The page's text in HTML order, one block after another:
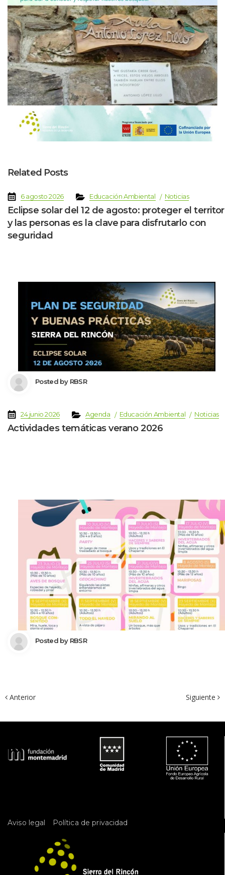
Related Post
6 agosto 2026 Educación Ambiental Noticia
Eclipse solar del 12 de agosto: proteger el
y las personas es la clave para disfrutarlo con
eguridad
Posted by RBSR
24 junio 2026 Agenda Educación Ambiental Noticia
Actividades temáticas verano 2026
Posted by RBSR
Anterior Siguiente
Aviso legal Política de privacidad